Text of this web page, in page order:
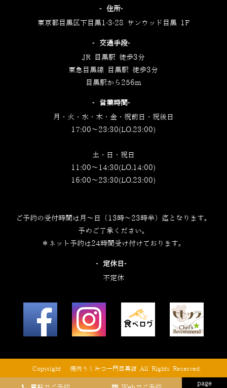
‐住所‐
東京都目黒区下目黒1-3-28 サンウッド目黒 1F
‐交通手段‐
JR 目黒駅 徒歩3分
東急目黒線 目黒駅 徒歩3分
目黒駅から256m
‐営業時間‐
月・火・水・木・金・祝前日・祝後日
17:00～23:30(LO.23:00)
土・日・祝日
11:00～14:30(LO.14:00)
16:00～23:30(LO.23:00)
ご予約の受付時間は月～日（13時～23時半）迄となります。
予めご了承ください。
＊ネット予約は24時間受け付けております。
‐定休日‐
不定休
© Copyright © 焼肉うしみつ一門目黒店 All Rights Reserved.
page